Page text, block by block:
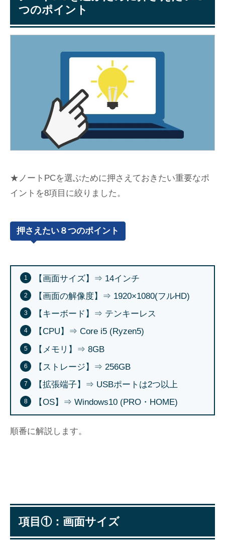
つのポイント
★ノートPCを選ぶために押さえておきたい重要なポ
イントを8項目に絞りました。
押さえたい８つのポイント
【画面サイズ】⇒ 14インチ
【画面の解像度】⇒ 1920×1080(フルHD)
【キーボード】⇒ テンキーレス
【CPU】⇒ Core i5 (Ryzen5)
【メモリ】⇒ 8GB
【ストレージ】⇒ 256GB
【拡張端子】⇒ USBポートは2つ以上
【OS】⇒ Windows10 (PRO・HOME)
順番に解説します。
項目①：画面サイズ